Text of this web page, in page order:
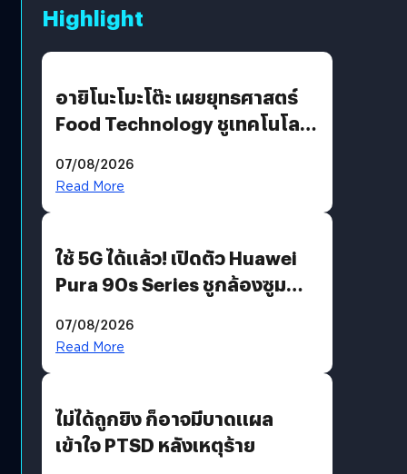
Highlight
อายิโนะโมะโต๊ะ เผยยุทธศาสตร์
Food Technology ชูเทคโนโลยี
บริโภคและ B2B
07/08/2026
Read More
ใช้ 5G ได้แล้ว! เปิดตัว Huawei
Pura 90s Series ชูกล้องซูม
07/08/2026
Read More
ไม่ได้ถูกยิง ก็อาจมีบาดแผล
เข้าใจ PTSD หลังเหตุร้าย